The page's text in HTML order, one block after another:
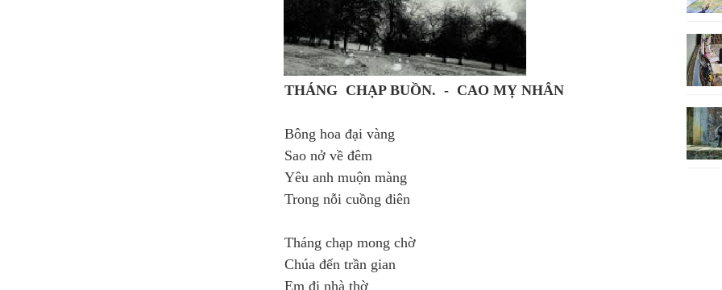
THÁNG CHẠP BUỒN. - CAO MỴ NHÂN
Bông hoa đại vàng
Sao nở về đêm
Yêu anh muộn màng
Trong nỗi cuồng điên
Tháng chạp mong chờ
Chúa đến trần gian
Em đi nhà thờ